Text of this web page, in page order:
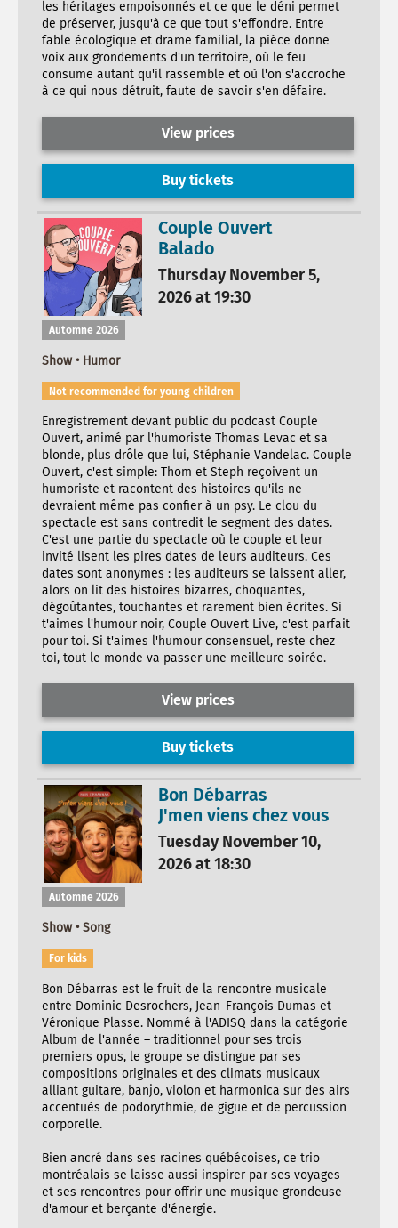
les héritages empoisonnés et ce que le déni permet
de préserver, jusqu'à ce que tout s'effondre. Entre
fable écologique et drame familial, la pièce donne
voix aux grondements d'un territoire, où le feu
consume autant qu'il rassemble et où l'on s'accroche
à ce qui nous détruit, faute de savoir s'en défaire.
View prices
Buy tickets
Couple Ouvert
Balado
Thursday November 5,
2026 at 19:30
Automne 2026
Show • Humor
Not recommended for young children
Enregistrement devant public du podcast Couple
Ouvert, animé par l'humoriste Thomas Levac et sa
blonde, plus drôle que lui, Stéphanie Vandelac. Couple
Ouvert, c'est simple: Thom et Steph reçoivent un
humoriste et racontent des histoires qu'ils ne
devraient même pas confier à un psy. Le clou du
spectacle est sans contredit le segment des dates.
C'est une partie du spectacle où le couple et leur
invité lisent les pires dates de leurs auditeurs. Ces
dates sont anonymes : les auditeurs se laissent aller,
alors on lit des histoires bizarres, choquantes,
dégoûtantes, touchantes et rarement bien écrites. Si
t'aimes l'humour noir, Couple Ouvert Live, c'est parfait
pour toi. Si t'aimes l'humour consensuel, reste chez
toi, tout le monde va passer une meilleure soirée.
View prices
Buy tickets
Bon Débarras
J'men viens chez vous
Tuesday November 10,
2026 at 18:30
Automne 2026
Show • Song
For kids
Bon Débarras est le fruit de la rencontre musicale
entre Dominic Desrochers, Jean-François Dumas et
Véronique Plasse. Nommé à l'ADISQ dans la catégorie
Album de l'année – traditionnel pour ses trois
premiers opus, le groupe se distingue par ses
compositions originales et des climats musicaux
alliant guitare, banjo, violon et harmonica sur des airs
accentués de podorythmie, de gigue et de percussion
corporelle.
Bien ancré dans ses racines québécoises, ce trio
montréalais se laisse aussi inspirer par ses voyages
et ses rencontres pour offrir une musique grondeuse
d'amour et berçante d'énergie.